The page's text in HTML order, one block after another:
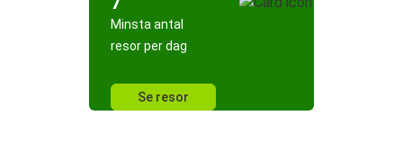
Minsta antal
resor per dag
Se resor